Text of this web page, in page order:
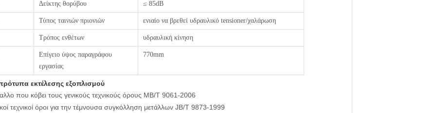
Δείκτης θορύβου ≤ 85dB
Τύπος ταινιών πριονιών ενιαίο να βρεθεί υδραυλικό tensioner/χαλάρωση
Τρόπος ενθέτων υδραυλική κίνηση
Επίγειο ύψος παραγράφου
εργασίας
770mm
εκτέλεσης εξοπλισμού
που κόβει τους γενικούς τεχνικούς όρους ΜΒ/Τ 9061-2006
τεχνικοί όροι για την τέμνουσα συγκόλληση μετάλλων JB/Τ 9873-1999